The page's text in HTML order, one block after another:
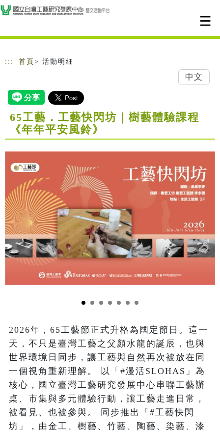
跳到主要內容
網站導覽
::: 首頁 > 活動明細
中文
65工藝．工藝快閃坊｜樹藝體驗課程
《年年平安風鈴》
2026年，65工藝節正式升格為國定節日。這一
天，不只是臺灣工藝之父顏水龍的誕辰，也與
世界環境日同步，讓工藝與自然再次被放在同
一個視角重新理解。 以「#漫活SLOHAS」為
核心，國立臺灣工藝研究發展中心串聯工藝辦
桌、市集與多元體驗行動，讓工藝走進日常，
被看見、也被參與。 同步推出「#工藝快閃
坊」，由金工、樹藝、竹藝、陶藝、染藝、漆